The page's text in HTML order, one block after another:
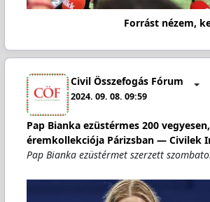
Forrást nézem,
Civil Összefogás Fórum
2024. 09. 08. 09:59
Pap Bianka ezüstérmes 200
éremkollekciója Párizsban — Civilek
Pap Bianka ezüstérmet szerzett